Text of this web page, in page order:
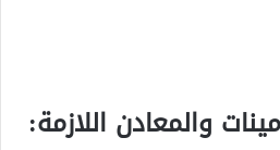
والمعادن اللازمة: